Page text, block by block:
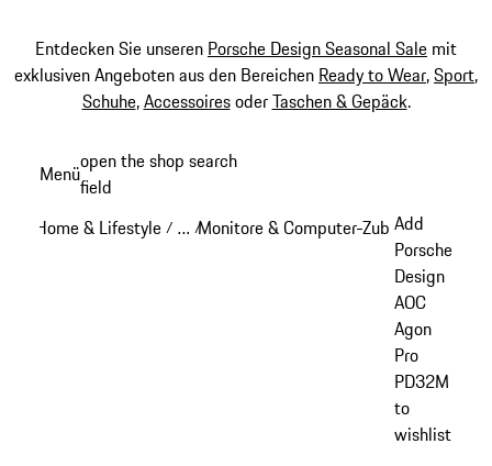
Entdecken Sie unseren Porsche Design Seasonal Sale mit
exklusiven Angeboten aus den Bereichen Ready to Wear,Sport,
Schuhe,AccessoiresoderTaschen & Gepäck.
Hauptinhalt
Menüopen the shop search
field
Home & Lifestyle / …
Reveal collapsed breadcrumb items
/Monitore & Computer-Zubehör
Add
Porsche
Design
AOC
Agon
Pro
PD32M
to
wishlist